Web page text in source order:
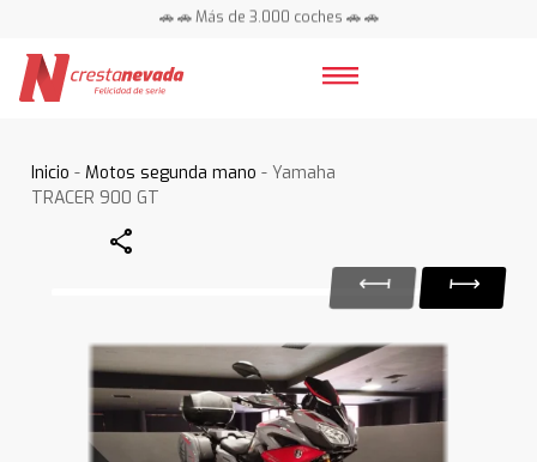
🚗 🚗 Más de 3.000 coches 🚗 🚗
Inicio -Motos segunda mano - Yamaha
TRACER 900 GT
Share